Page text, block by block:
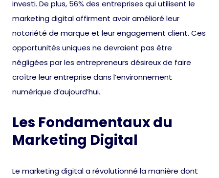
investi. De plus, 56% des entreprises qui utilisent le
marketing digital affirment avoir amélioré leur
notoriété de marque et leur engagement client. Ces
opportunités uniques ne devraient pas être
négligées par les entrepreneurs désireux de faire
croître leur entreprise dans l’environnement
numérique d’aujourd’hui.
Les Fondamentaux du
Marketing Digital
Le marketing digital a révolutionné la manière dont